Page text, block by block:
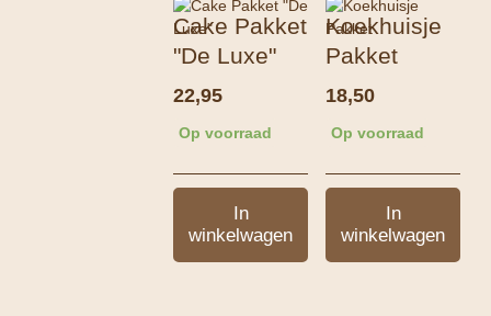
Cake Pakket
"De Luxe"
22,95
Op voorraad
In
winkelwagen
Koekhuisje
Pakket
18,50
Op voorraad
In
winkelwagen